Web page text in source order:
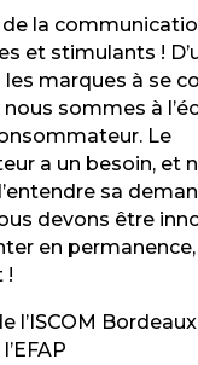
la
et stimulants !
marques à se
nous sommes à
Le
a un besoin, et
sa
devons être
en permanence,
!
l’ISCOM